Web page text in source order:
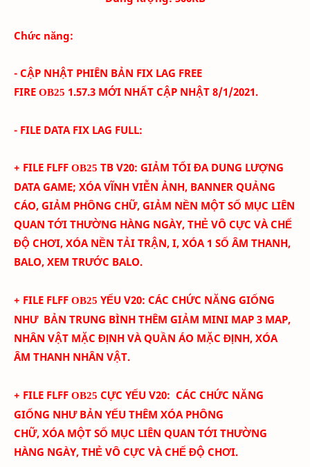
Chức năng:
- CẬP NHẬT PHIÊN BẢN FIX LAG FREE
FIRE OB25 1.57.3 MỚI NHẤT CẬP NHẬT 8/1/2021.
- FILE DATA FIX LAG FULL:
+ FILE FLFF OB25 TB V20: GIẢM TỐI ĐA DUNG LƯỢNG
DATA GAME; XÓA VĨNH VIỄN ẢNH, BANNER QUẢNG
CÁO, GIẢM PHÔNG CHỮ, GIẢM NỀN MỘT SỐ MỤC LIÊN
QUAN TỚI THƯỜNG HÀNG NGÀY, THẺ VÔ CỰC VÀ CHẾ
ĐỘ CHƠI, XÓA NỀN TẢI TRẬN, I, XÓA 1 SỐ ÂM THANH,
BALO, XEM TRƯỚC BALO.
+ FILE FLFF OB25 YẾU V20: CÁC CHỨC NĂNG GIỐNG
NHƯ BẢN TRUNG BÌNH THÊM GIẢM MINI MAP 3 MAP,
NHÂN VẬT MẶC ĐỊNH VÀ QUẦN ÁO MẶC ĐỊNH, XÓA
ÂM THANH NHÂN VẬT.
+ FILE FLFF OB25 CỰC YẾU V20: CÁC CHỨC NĂNG
GIỐNG NHƯ BẢN YẾU THÊM XÓA PHÔNG
CHỮ, XÓA MỘT SỐ MỤC LIÊN QUAN TỚI THƯỜNG
HÀNG NGÀY, THẺ VÔ CỰC VÀ CHẾ ĐỘ CHƠI.